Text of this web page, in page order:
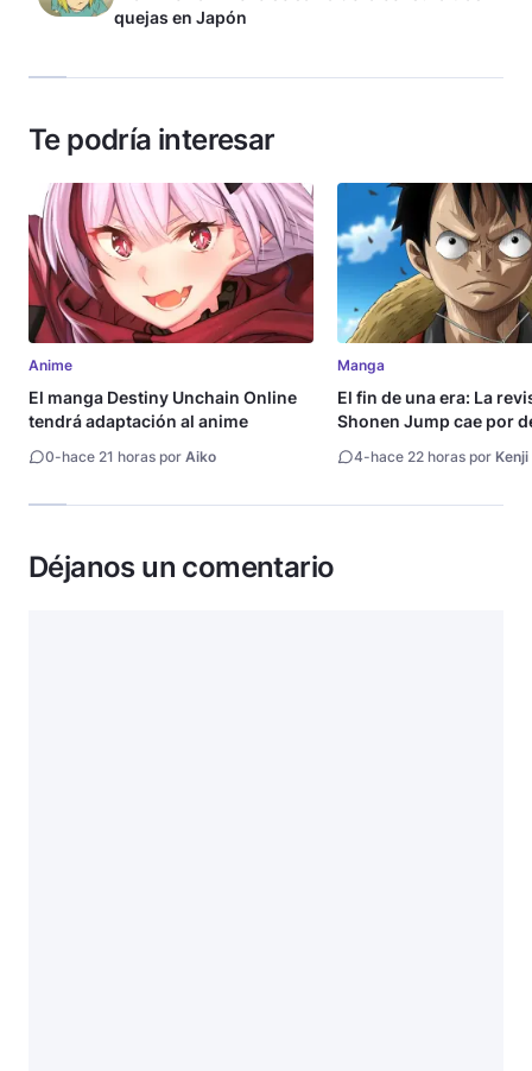
quejas en Japón
Te podría interesar
Anime
El manga Destiny Unchain Online
tendrá adaptación al anime
0-hace 21 horas por Aiko
Manga
El fin de una era: La
Shonen Jump cae por
4-hace 22 horas por Kenji
Déjanos un comentario